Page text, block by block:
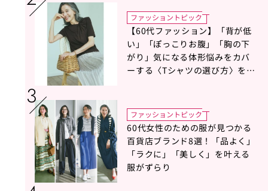
ファッショントピック
【60代ファッション】「背が低
い」「ぽっこりお腹」「胸の下
がり」気になる体形悩みをカバ
ーする〈Tシャツの選び方〉をス
ファッショントピック
60代女性のための服が見つかる
百貨店ブランド8選！「品よく」
「ラクに」「美しく」を叶える
服がずらり